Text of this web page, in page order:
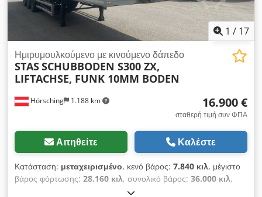
1 / 17
Hörsching 1.188 km
Ημιρυμουλκούμενο με κινούμενο δάπεδο
STASSCHUBBODEN S300 ZX,
LIFTACHSE, FUNK 10MM BODEN
16.900 €
σταθερή τιμή συν ΦΠΑ
Αιτηθείτε Καλέστε
Κατάσταση: μεταχειρισμένο, κενό βάρος: 7.840 κιλ, μέγιστο
βάρος φόρτωσης: 28.160 κιλ, συνολικό βάρος: 36.000 κιλ,
, πρώτη ταξινόμηση: